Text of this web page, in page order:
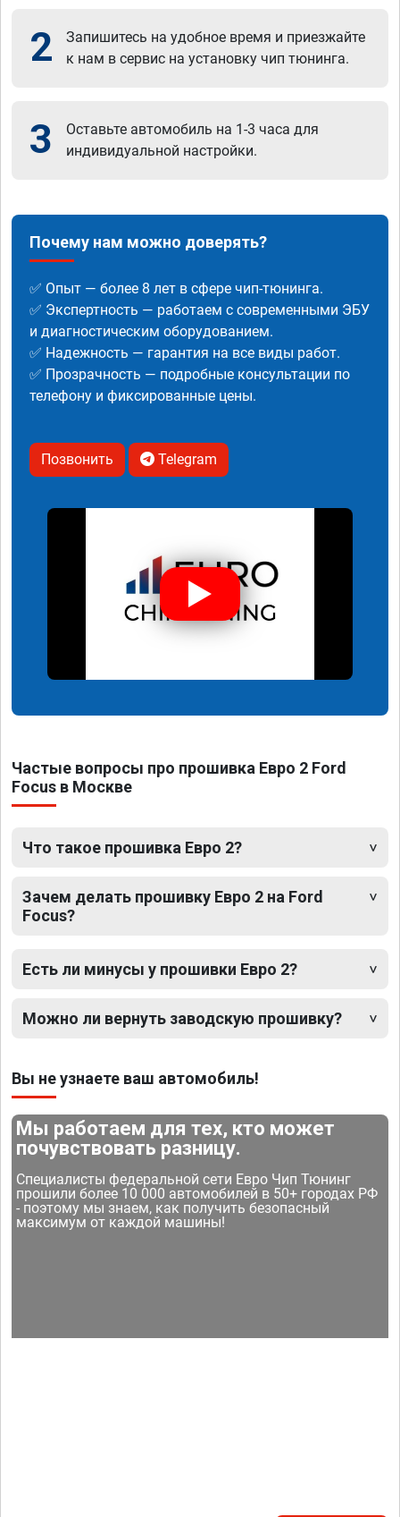
2
Запишитесь на удобное время и приезжайте
к нам в сервис на установку чип тюнинга.
3
Оставьте автомобиль на 1-3 часа для
индивидуальной настройки.
Почему нам можно доверять?
✅ Опыт — более 8 лет в сфере чип-тюнинга.
✅ Экспертность — работаем с современными ЭБУ
и диагностическим оборудованием.
✅ Надежность — гарантия на все виды работ.
✅ Прозрачность — подробные консультации по
телефону и фиксированные цены.
Позвонить Telegram
Частые вопросы про прошивка Евро 2 Ford
Focus в Москве
Что такое прошивка Евро 2?
Зачем делать прошивку Евро 2 на Ford
Focus?
Есть ли минусы у прошивки Евро 2?
Можно ли вернуть заводскую прошивку?
Вы не узнаете ваш автомобиль!
Мы работаем для тех, кто может
почувствовать разницу.
Специалисты федеральной сети Евро Чип Тюнинг
прошили более 10 000 автомобилей в 50+ городах РФ
- поэтому мы знаем, как получить безопасный
максимум от каждой машины!